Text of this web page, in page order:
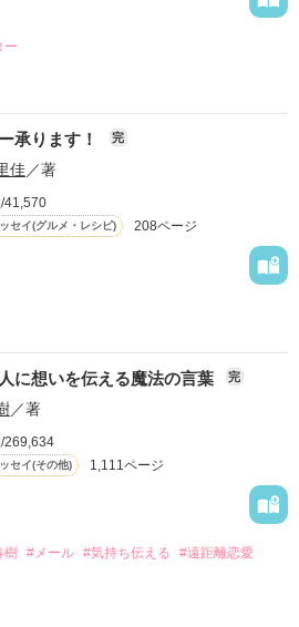
ー
はあまり考えていなかったよ。
ことだけやってきたね。
とに綴ったフィクションです。
作品を読む
承ります！ 完
佳／著
41,570
セイ(グルメ・レシピ) 208ページ
、
ッ！』（テレビ神奈川）
ススメの料理を
絶えないという、
んが
取り入れられる
。
や、
に想いを伝える魔法の言葉 完
／著
269,634
セイ(その他) 1,111ページ
樹 #メール #気持ち伝える
#遠距離恋愛